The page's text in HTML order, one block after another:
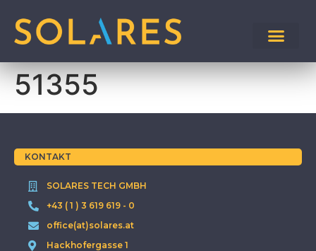
51355
KONTAKT
SOLARES TECH GMBH
+43 ( 1 ) 3 619 619 - 0
office(at)solares.at
Hackhofergasse 1